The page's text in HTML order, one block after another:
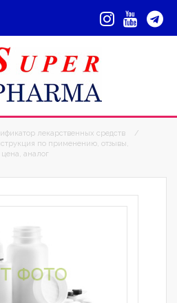
лекарственных средств
/
по применению, отзывы,
аналог